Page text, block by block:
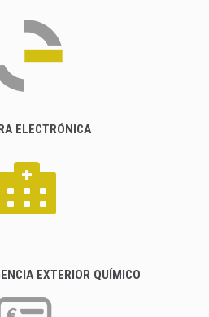
ELECTRÓNICA
EXTERIOR QUÍMICO